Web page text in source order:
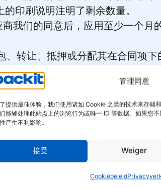
管理同意
提供最佳体验，我们使用诸如 Cookie 之类的技术来存储
能够处理此站点上的浏览行为或唯一 ID 等数据。如果您
产生不利影响。
接受 Weiger
Cookiebeleid
印刷说明注明了剩余数量。
我们的同意后，应用至少一个月
、转让、抵押或分配其在合同项
下的义务。
进行任何影响货物的变更，包括
或质量的变更，或其他可能对客
后随时检查货物或安排货物检查